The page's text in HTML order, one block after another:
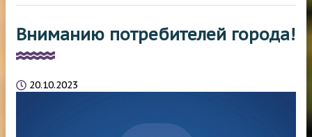
Вниманию потребителей города!
20.10.2023